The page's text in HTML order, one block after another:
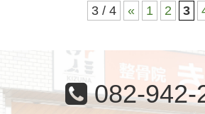
3 / 4 « 1 2 3
082-942-